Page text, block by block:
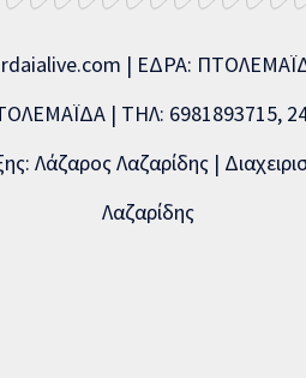
| ΕΔΡΑ:
| ΤΗΛ: 6981893715,
Λάζαρος Λαζαρίδης |
Λαζαρίδης